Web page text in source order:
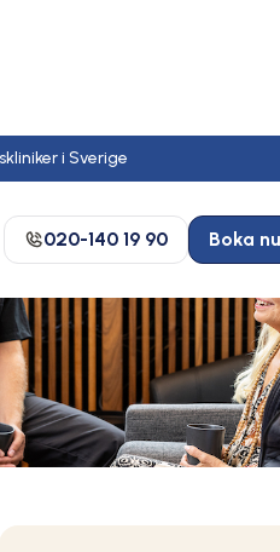
020-140 19 90 Boka nu